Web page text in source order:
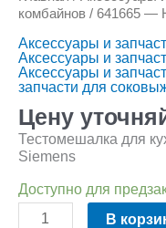
комбайнов / 641665 —
Аксессуары и
Аксессуары и
Аксессуары и
запчасти для
Цену
Тестомешалка для
Siemens
Доступно для
В